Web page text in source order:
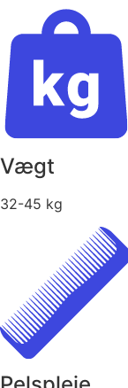
Vægt
32-45 kg